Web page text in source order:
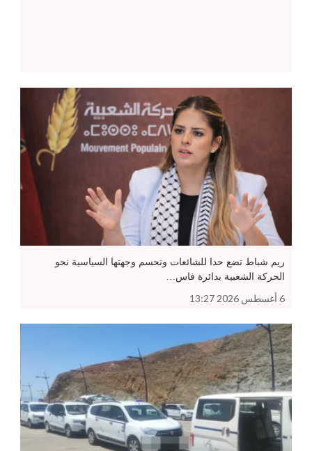
ريم شباط تضع حدا للشائعات وتحسم وجهتها السياسية نحو
الحركة الشعبية بدائرة فاس…
6 أغسطس 2026 13:27